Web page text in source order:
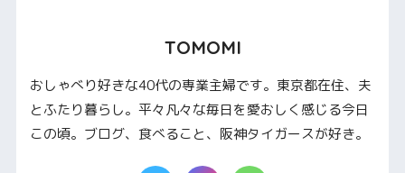
TOMOMI
おしゃべり好きな40代の専業主婦です。東京都在住、夫
とふたり暮らし。平々凡々な毎日を愛おしく感じる今日
この頃。ブログ、食べること、阪神タイガースが好き。